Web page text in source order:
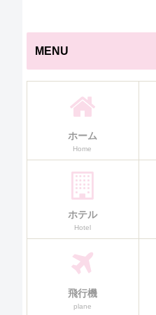
MENU
ホーム
Home
ホテル
Hotel
飛行機
plane